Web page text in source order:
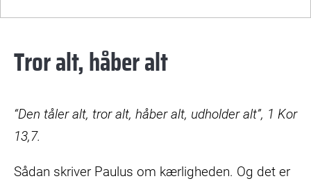
Tror alt, håber alt
“Den tåler alt, tror alt, håber alt, udholder alt”, 1 Kor
13,7.
Sådan skriver Paulus om kærligheden. Og det er